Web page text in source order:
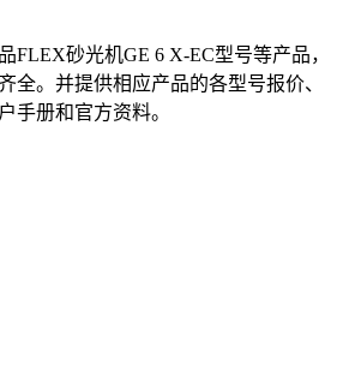
FLEX砂光机GE 6 X-EC型号等产品，
全。并提供相应产品的各型号报价、
手册和官方资料。